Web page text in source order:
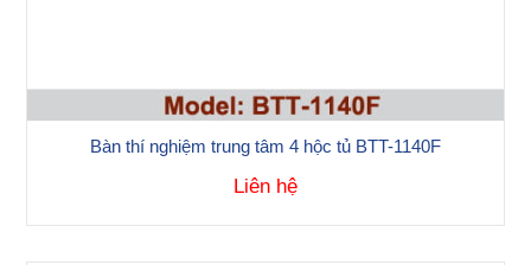
Bàn thí nghiệm trung tâm 4 hộc tủ BTT-1140F
Liên hệ